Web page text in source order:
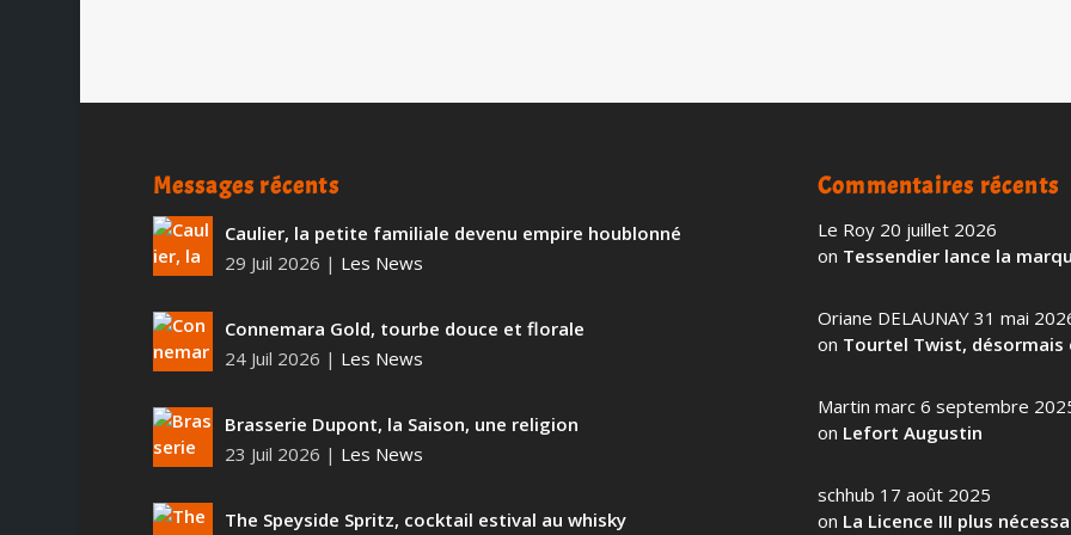
Messages récents
Caulier, la petite familiale devenu empire houblonné
29 Juil 2026 | Les News
Connemara Gold, tourbe douce et florale
24 Juil 2026 | Les News
Brasserie Dupont, la Saison, une religion
23 Juil 2026 | Les News
The Speyside Spritz, cocktail estival au whisky
Commentaires récents
Le Roy 20 juillet 2026
on Tessendier lance la
Oriane DELAUNAY 31 mai
on Tourtel Twist, désormais
Martin marc 6 septembre
on Lefort Augustin
schhub 17 août 2025
on La Licence III plus